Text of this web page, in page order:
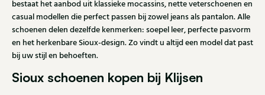
bestaat het aanbod uit klassieke mocassins, nette veterschoenen en
casual modellen die perfect passen bij zowel jeans als pantalon. Alle
schoenen delen dezelfde kenmerken: soepel leer, perfecte pasvorm
en het herkenbare Sioux-design. Zo vindt u altijd een model dat past
bij uw stijl en behoeften.
Sioux schoenen kopen bij Klijsen